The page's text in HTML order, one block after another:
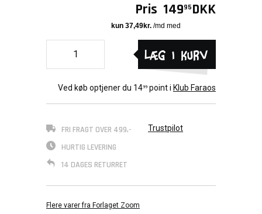
Pris 14995 DKK
Læg i kurv
Ved køb optjener du 1499 point i Klub Faraos
FRI FRAGT OVER 499,-
HURTIG LEVERING
14 DAGES RETURRET
Trustpilot
Flere varer fra Forlaget Zoom